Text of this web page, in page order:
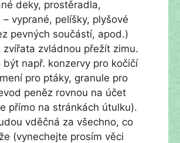
deky, prostěradla,
vyprané, pelíšky, plyšové
pevných součástí, apod.)
zvířata zvládnou přežít zimu.
být např. konzervy pro kočičí
pro ptáky, granule pro
peněz rovnou na účet
přímo na stránkách útulku).
vděčná za všechno, co
(vynechejte prosím věci